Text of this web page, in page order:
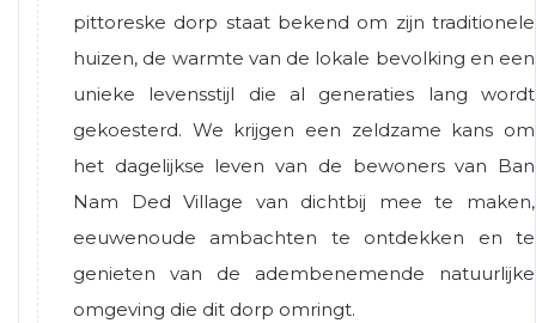
pittoreske dorp staat bekend om zijn traditionele
huizen, de warmte van de lokale bevolking en een
unieke levensstijl die al generaties lang wordt
gekoesterd. We krijgen een zeldzame kans om
het dagelijkse leven van de bewoners van Ban
Nam Ded Village van dichtbij mee te maken,
eeuwenoude ambachten te ontdekken en te
genieten van de adembenemende natuurlijke
omgeving die dit dorp omringt.